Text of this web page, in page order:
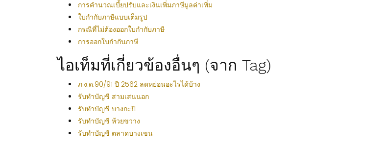
การคำนวณเบี้ยปรับและเงินเพิ่มภาษีมูลค่าเพิ่ม
ใบกำกับภาษีแบบเต็มรูป
กรณีที่ไม่ต้องออกใบกำกับภาษี
การออกใบกำกับภาษี
ไอเท็มที่เกี่ยวข้องอื่นๆ (จาก Tag)
ภ.ง.ด.90/91 ปี 2562 ลดหย่อนอะไรได้บ้าง
รับทำบัญชี สามเสนนอก
รับทำบัญชี บางกะปิ
รับทำบัญชี ห้วยขวาง
รับทำบัญชี ตลาดบางเขน